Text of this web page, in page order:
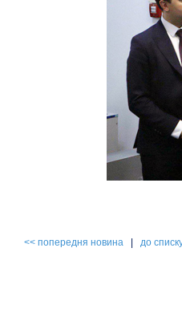
<< попередня новина до